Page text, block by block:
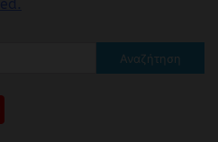
Αναζήτηση